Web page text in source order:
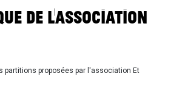
DE L'ASSOCIATION
partitions proposées par l'association Et